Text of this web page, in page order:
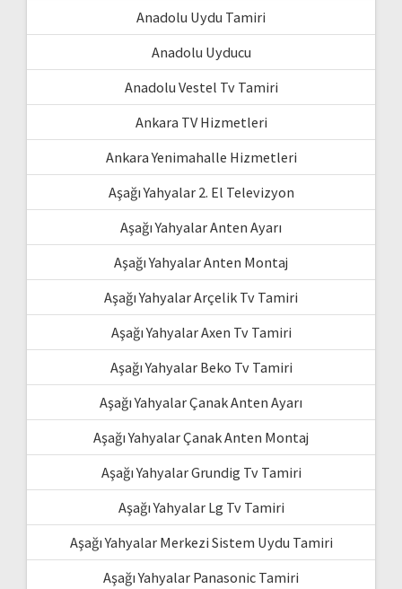
Anadolu Uydu Tamiri
Anadolu Uyducu
Anadolu Vestel Tv Tamiri
Ankara TV Hizmetleri
Ankara Yenimahalle Hizmetleri
Aşağı Yahyalar 2. El Televizyon
Aşağı Yahyalar Anten Ayarı
Aşağı Yahyalar Anten Montaj
Aşağı Yahyalar Arçelik Tv Tamiri
Aşağı Yahyalar Axen Tv Tamiri
Aşağı Yahyalar Beko Tv Tamiri
Aşağı Yahyalar Çanak Anten Ayarı
Aşağı Yahyalar Çanak Anten Montaj
Aşağı Yahyalar Grundig Tv Tamiri
Aşağı Yahyalar Lg Tv Tamiri
Aşağı Yahyalar Merkezi Sistem Uydu Tamiri
Aşağı Yahyalar Panasonic Tamiri